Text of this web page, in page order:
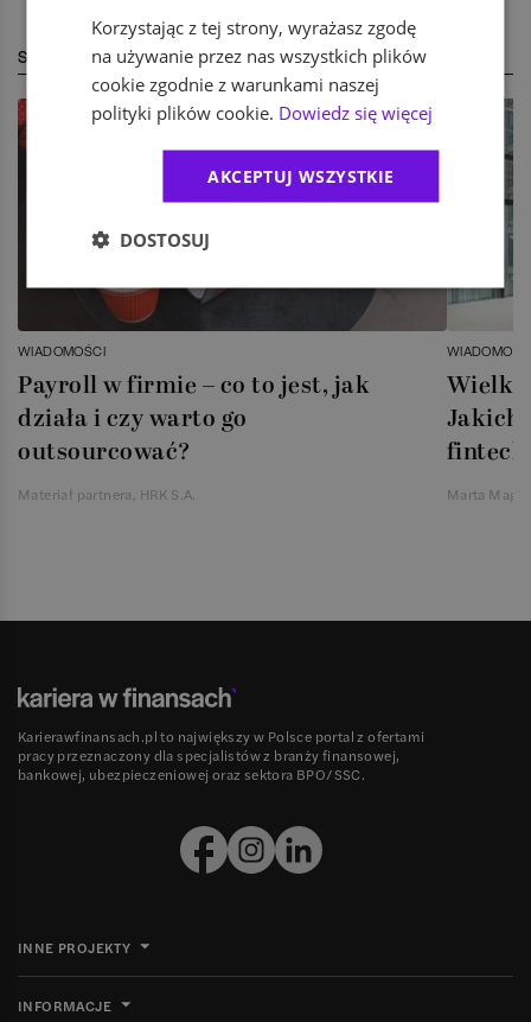
STREFA EKSPERTA
WIADOMOŚCI
Payroll w firmie – co to jest, jak
działa i czy warto go
outsourcować?
Materiał partnera, HRK S.A.
Jakich
Marta
Karierawfinansach.pl to największy w Polsce portal z ofertami
pracy przeznaczony dla specjalistów z branży finansowej,
bankowej, ubezpieczeniowej oraz sektora BPO/SSC.
INNE PROJEKTY
INFORMACJE
Korzystając z tej strony, wyrażasz zgodę
na używanie przez nas wszystkich plików
cookie zgodnie z warunkami naszej
polityki plików cookie. Dowiedz się więcej
AKCEPTUJ WSZYSTKIE
DOSTOSUJ